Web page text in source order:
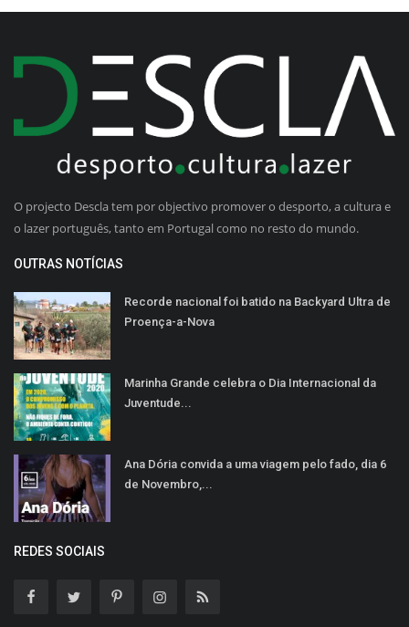
O projecto Descla tem por objectivo promover o desporto, a cultura e
o lazer português, tanto em Portugal como no resto do mundo.
OUTRAS NOTÍCIAS
Recorde nacional foi batido na Backyard Ultra de
Proença-a-Nova
Marinha Grande celebra o Dia Internacional da
Juventude...
Ana Dória convida a uma viagem pelo fado, dia 6
de Novembro,...
REDES SOCIAIS